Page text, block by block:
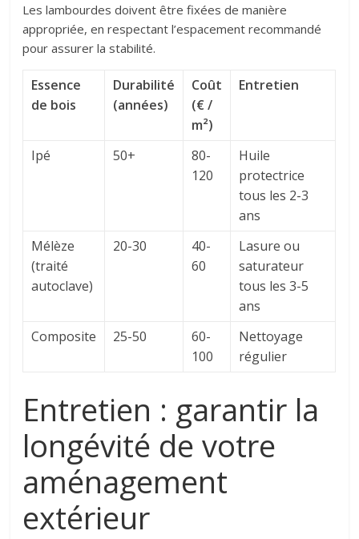
Les lambourdes doivent être fixées de manière
appropriée, en respectant l’espacement recommandé
pour assurer la stabilité.
Essence
de bois
Durabilité
(années)
Coût
(€ /
m²)
Entretien
Ipé 50+
80-
120
Huile
protectrice
tous les 2-3
ans
Mélèze
(traité
autoclave)
20-30
40-
60
Lasure ou
saturateur
tous les 3-5
ans
Composite
25-50
60-
100
Nettoyage
régulier
Entretien : garantir la
longévité de votre
aménagement
extérieur